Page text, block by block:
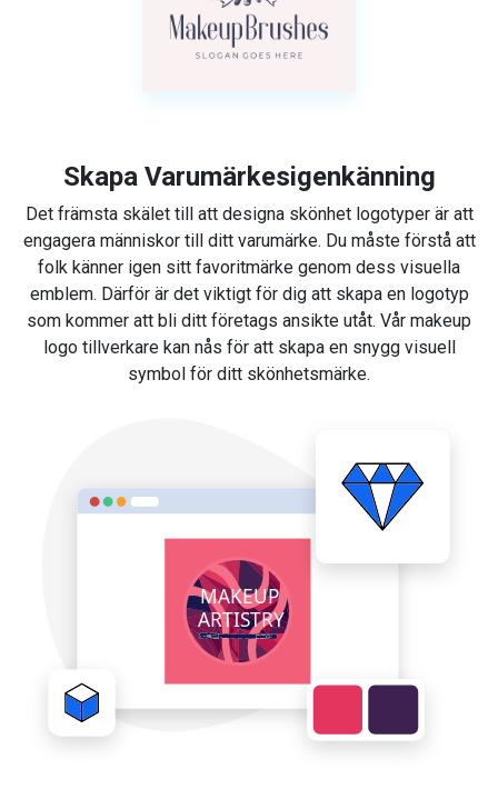
Skapa Varumärkesigenkänning
Det främsta skälet till att designa skönhet logotyper är att
engagera människor till ditt varumärke. Du måste förstå att
folk känner igen sitt favoritmärke genom dess visuella
emblem. Därför är det viktigt för dig att skapa en logotyp
som kommer att bli ditt företags ansikte utåt. Vår makeup
logo tillverkare kan nås för att skapa en snygg visuell
symbol för ditt skönhetsmärke.